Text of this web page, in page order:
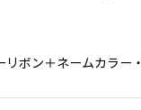
ボン＋ネームカラ